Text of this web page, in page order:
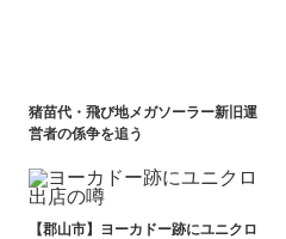
猪苗代・飛び地メガソーラー新旧運
営者の係争を追う
【郡山市】ヨーカドー跡にユニクロ